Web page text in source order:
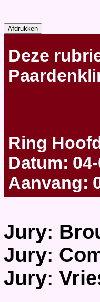
Deze
Ring
Datum:
Aanvang:
Jury:
Jury:
Jury: